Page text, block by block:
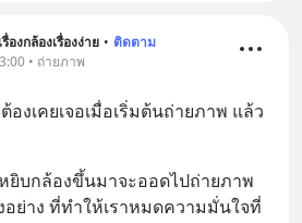
องกล้องเรื่องง่าย • ติดตาม
• ถ่ายภาพ
งเคยเจอเมื่อเริ่มต้นถ่ายภาพ แล้ว
หยิบกล้องขึ้นมาจะออดไปถ่ายภาพ
อย่าง ที่ทำให้เราหมดความมั่นใจที่